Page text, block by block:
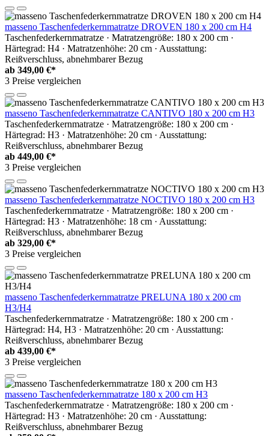
masseno Taschenfederkernmatratze DROVEN 180 x 200 cm H4
Taschenfederkernmatratze · Matratzengröße: 180 x 200 cm ·
Härtegrad: H4 · Matratzenhöhe: 20 cm · Ausstattung:
Reißverschluss, abnehmbarer Bezug
ab 349,00 €*
3 Preise vergleichen
masseno Taschenfederkernmatratze CANTIVO 180 x 200 cm H3
Taschenfederkernmatratze · Matratzengröße: 180 x 200 cm ·
Härtegrad: H3 · Matratzenhöhe: 20 cm · Ausstattung:
Reißverschluss, abnehmbarer Bezug
ab 449,00 €*
3 Preise vergleichen
masseno Taschenfederkernmatratze NOCTIVO 180 x 200 cm H3
Taschenfederkernmatratze · Matratzengröße: 180 x 200 cm ·
Härtegrad: H3 · Matratzenhöhe: 18 cm · Ausstattung:
Reißverschluss, abnehmbarer Bezug
ab 329,00 €*
3 Preise vergleichen
masseno Taschenfederkernmatratze PRELUNA 180 x 200 cm
H3/H4
Taschenfederkernmatratze · Matratzengröße: 180 x 200 cm ·
Härtegrad: H4, H3 · Matratzenhöhe: 20 cm · Ausstattung:
Reißverschluss, abnehmbarer Bezug
ab 439,00 €*
3 Preise vergleichen
masseno Taschenfederkernmatratze 180 x 200 cm H3
Taschenfederkernmatratze · Matratzengröße: 180 x 200 cm ·
Härtegrad: H3 · Matratzenhöhe: 20 cm · Ausstattung:
Reißverschluss, abnehmbarer Bezug